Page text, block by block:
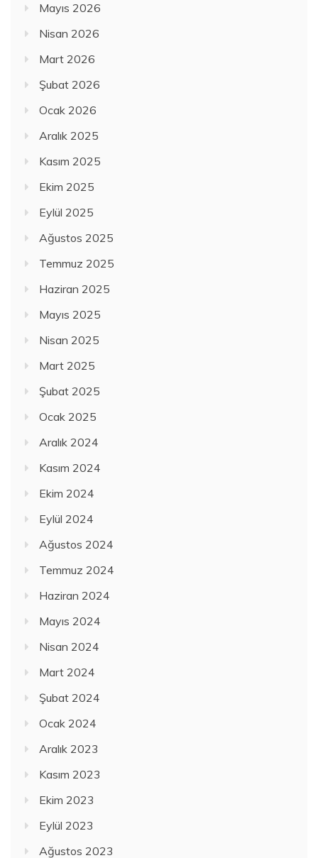
Mayıs 2026
Nisan 2026
Mart 2026
Şubat 2026
Ocak 2026
Aralık 2025
Kasım 2025
Ekim 2025
Eylül 2025
Ağustos 2025
Temmuz 2025
Haziran 2025
Mayıs 2025
Nisan 2025
Mart 2025
Şubat 2025
Ocak 2025
Aralık 2024
Kasım 2024
Ekim 2024
Eylül 2024
Ağustos 2024
Temmuz 2024
Haziran 2024
Mayıs 2024
Nisan 2024
Mart 2024
Şubat 2024
Ocak 2024
Aralık 2023
Kasım 2023
Ekim 2023
Eylül 2023
Ağustos 2023